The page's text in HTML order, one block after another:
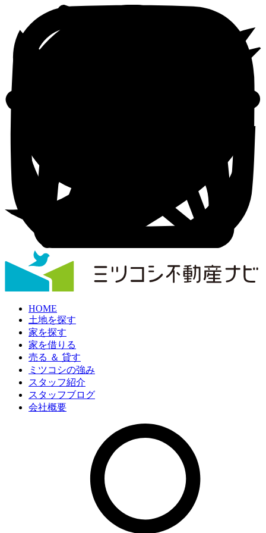
HOME
土地を探す
家を探す
家を借りる
売る ＆ 貸す
ミツコシの強み
スタッフ紹介
スタッフブログ
会社概要